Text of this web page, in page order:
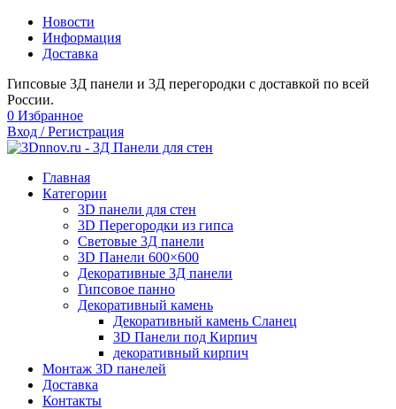
Новости
Информация
Доставка
Гипсовые 3Д панели и 3Д перегородки с доставкой по всей
России.
0 Избранное
Вход / Регистрация
Главная
Категории
3D панели для стен
3D Перегородки из гипса
Световые 3Д панели
3D Панели 600×600
Декоративные 3Д панели
Гипсовое панно
Декоративный камень
Декоративный камень Сланец
3D Панели под Кирпич
декоративный кирпич
Монтаж 3D панелей
Доставка
Контакты